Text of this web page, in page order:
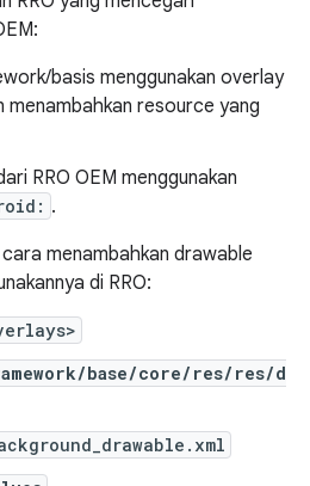
basis menggunakan overlay
menambahkan resource yang
RRO OEM menggunakan
.
menambahkan drawable
di RRO:
base/core/res/res/d